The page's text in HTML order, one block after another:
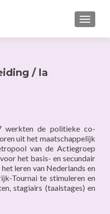
MENU
/ la
werkten de politieke co-
uit het maatschappelijk
van de Actiegroep
het basis- en secundair
leren van Nederlands en
Tournai te stimuleren en
stagiairs (taalstages) en